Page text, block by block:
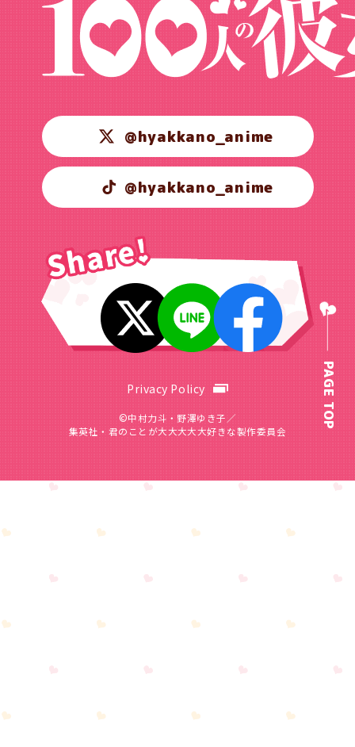
@hyakkano_anime
@hyakkano_anime
Privacy Policy
©中村力斗・野澤ゆき子／
集英社・君のことが大大大大大好きな製作委員会
PAGE TOP